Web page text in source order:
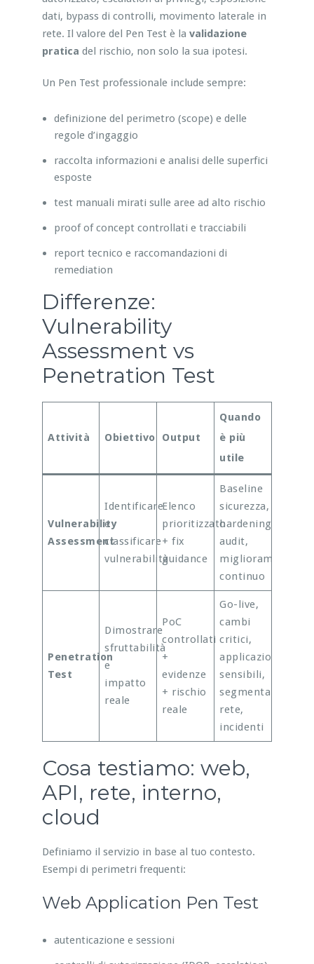
dati, bypass di controlli, movimento laterale in
rete. Il valore del Pen Test è la validazione
pratica del rischio, non solo la sua ipotesi.
Un Pen Test professionale include sempre:
definizione del perimetro (scope) e delle
regole d’ingaggio
raccolta informazioni e analisi delle superfici
esposte
test manuali mirati sulle aree ad alto rischio
proof of concept controllati e tracciabili
report tecnico e raccomandazioni di
remediation
Differenze:
Vulnerability
Assessment vs
Penetration Test
Attività Obiettivo Output
Quando
è più
utile
Vulnerability
Assessment
Identificare
e
classificare
vulnerabilità
Elenco
prioritizzato
+ fix
guidance
Baseline
sicurezza,
hardening,
audit,
miglioramento
continuo
Penetration
Test
Dimostrare
sfruttabilità
e
impatto
reale
PoC
controllati
+
evidenze
+ rischio
reale
Go-live,
cambi
critici,
applicazioni
sensibili,
segmentazione
rete,
incidenti
Cosa testiamo: web,
API, rete, interno,
cloud
Definiamo il servizio in base al tuo contesto.
Esempi di perimetri frequenti:
Web Application Pen Test
autenticazione e sessioni